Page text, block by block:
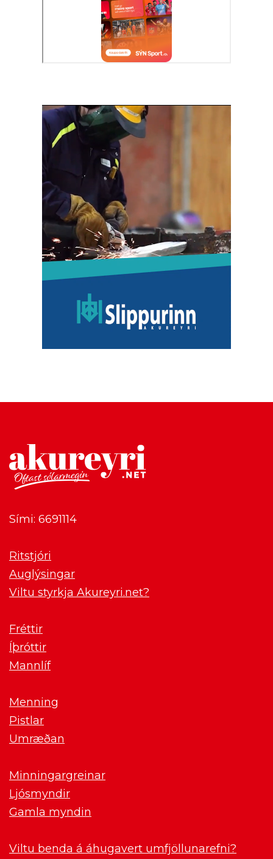
Sími: 6691114
Ritstjóri
Auglýsingar
Viltu styrkja Akureyri.net?
Fréttir
Íþróttir
Mannlíf
Menning
Pistlar
Umræðan
Minningargreinar
Ljósmyndir
Gamla myndin
Viltu benda á áhugavert umfjöllunarefni?